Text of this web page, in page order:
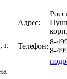
г.
Адрес:
Телефон:
8-
8-